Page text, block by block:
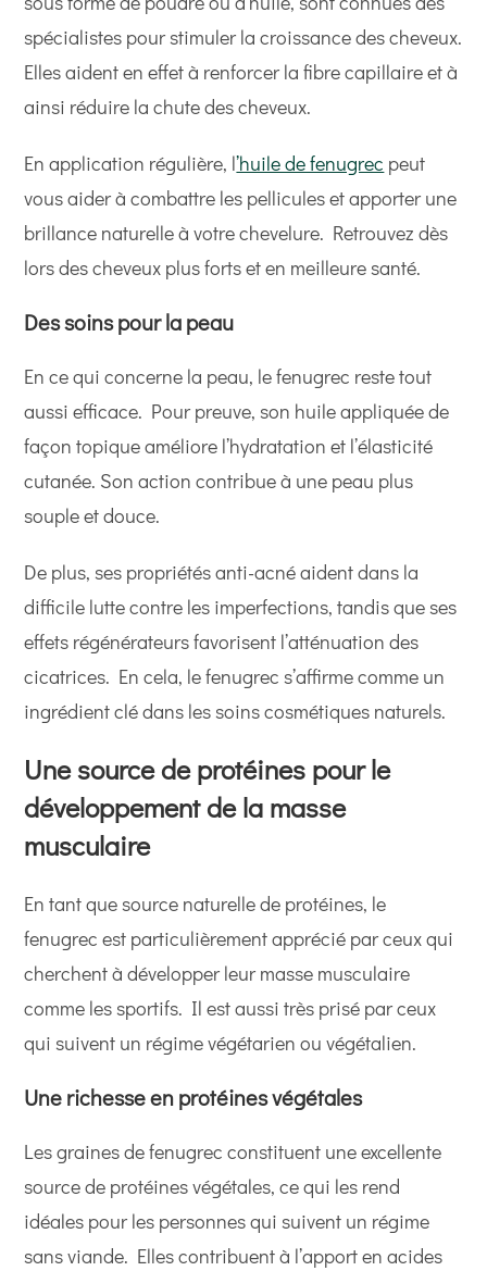
spécialistes pour stimuler la croissance des cheveux.
Elles aident en effet à renforcer la fibre capillaire et à
ainsi réduire la chute des cheveux.
En application régulière, l’huile de fenugrec peut
vous aider à combattre les pellicules et apporter une
brillance naturelle à votre chevelure. Retrouvez dès
lors des cheveux plus forts et en meilleure santé.
Des soins pour la peau
En ce qui concerne la peau, le fenugrec reste tout
aussi efficace. Pour preuve, son huile appliquée de
façon topique améliore l’hydratation et l’élasticité
cutanée. Son action contribue à une peau plus
souple et douce.
De plus, ses propriétés anti-acné aident dans la
difficile lutte contre les imperfections, tandis que ses
effets régénérateurs favorisent l’atténuation des
cicatrices. En cela, le fenugrec s’affirme comme un
ingrédient clé dans les soins cosmétiques naturels.
Une source de protéines pour le
développement de la masse
musculaire
En tant que source naturelle de protéines, le
fenugrec est particulièrement apprécié par ceux qui
cherchent à développer leur masse musculaire
comme les sportifs. Il est aussi très prisé par ceux
qui suivent un régime végétarien ou végétalien.
Une richesse en protéines végétales
Les graines de fenugrec constituent une excellente
source de protéines végétales, ce qui les rend
idéales pour les personnes qui suivent un régime
sans viande. Elles contribuent à l’apport en acides